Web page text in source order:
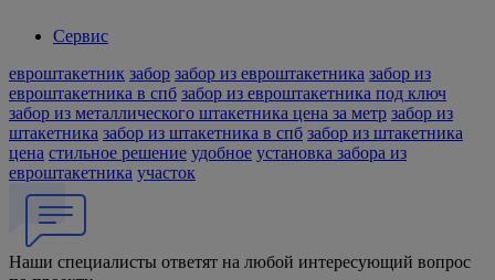
Сервис
евроштакетник забор забор из евроштакетника забор из
евроштакетника в спб забор из евроштакетника под ключ
забор из металлического штакетника цена за метр забор из
штакетника забор из штакетника в спб забор из штакетника
цена стильное решение удобное установка забора из
евроштакетника участок
Наши специалисты ответят на любой интересующий вопрос